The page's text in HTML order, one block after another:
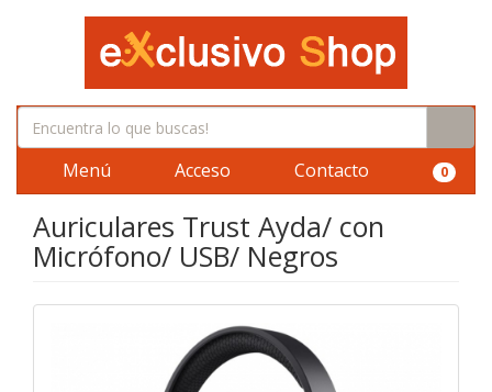
Menú Acceso Contacto 0
Auriculares Trust Ayda/ con
Micrófono/ USB/ Negros